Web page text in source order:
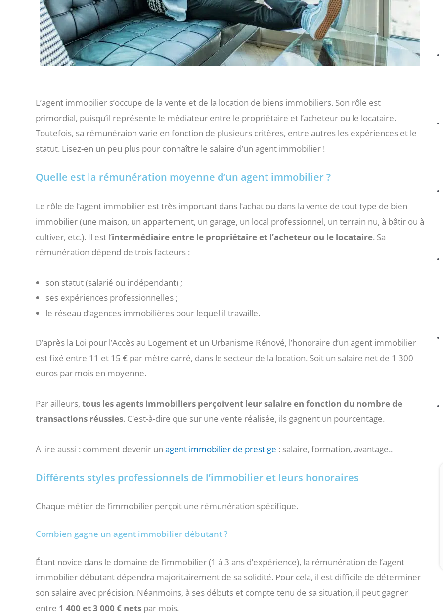
L’agent immobilier s’occupe de la vente et de la location de biens immobiliers. Son rôle est
primordial, puisqu’il représente le médiateur entre le propriétaire et l’acheteur ou le locataire.
Toutefois, sa rémunéraion varie en fonction de plusieurs critères, entre autres les expériences et le
statut. Lisez-en un peu plus pour connaître le salaire d’un agent immobilier !
Quelle est la rémunération moyenne d’un agent immobilier ?
Le rôle de l’agent immobilier est très important dans l’achat ou dans la vente de tout type de bien
immobilier (une maison, un appartement, un garage, un local professionnel, un terrain nu, à bâtir ou à
cultiver, etc.). Il est l’intermédiaire entre le propriétaire et l’acheteur ou le locataire. Sa
rémunération dépend de trois facteurs :
son statut (salarié ou indépendant) ;
ses expériences professionnelles ;
le réseau d’agences immobilières pour lequel il travaille.
D’après la Loi pour l’Accès au Logement et un Urbanisme Rénové, l’honoraire d’un agent immobilier
est fixé entre 11 et 15 € par mètre carré, dans le secteur de la location. Soit un salaire net de 1 300
euros par mois en moyenne.
Par ailleurs, tous les agents immobiliers perçoivent leur salaire en fonction du nombre de
transactions réussies. C’est-à-dire que sur une vente réalisée, ils gagnent un pourcentage.
A lire aussi : comment devenir un agent immobilier de prestige : salaire, formation, avantage..
Différents styles professionnels de l’immobilier et leurs honoraires
Chaque métier de l’immobilier perçoit une rémunération spécifique.
Combien gagne un agent immobilier débutant ?
Étant novice dans le domaine de l’immobilier (1 à 3 ans d’expérience), la rémunération de l’agent
immobilier débutant dépendra majoritairement de sa solidité. Pour cela, il est difficile de déterminer
son salaire avec précision. Néanmoins, à ses débuts et compte tenu de sa situation, il peut gagner
entre 1 400 et 3 000 € nets par mois.